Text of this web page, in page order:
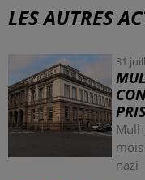
LES AUTRES
31
nazi